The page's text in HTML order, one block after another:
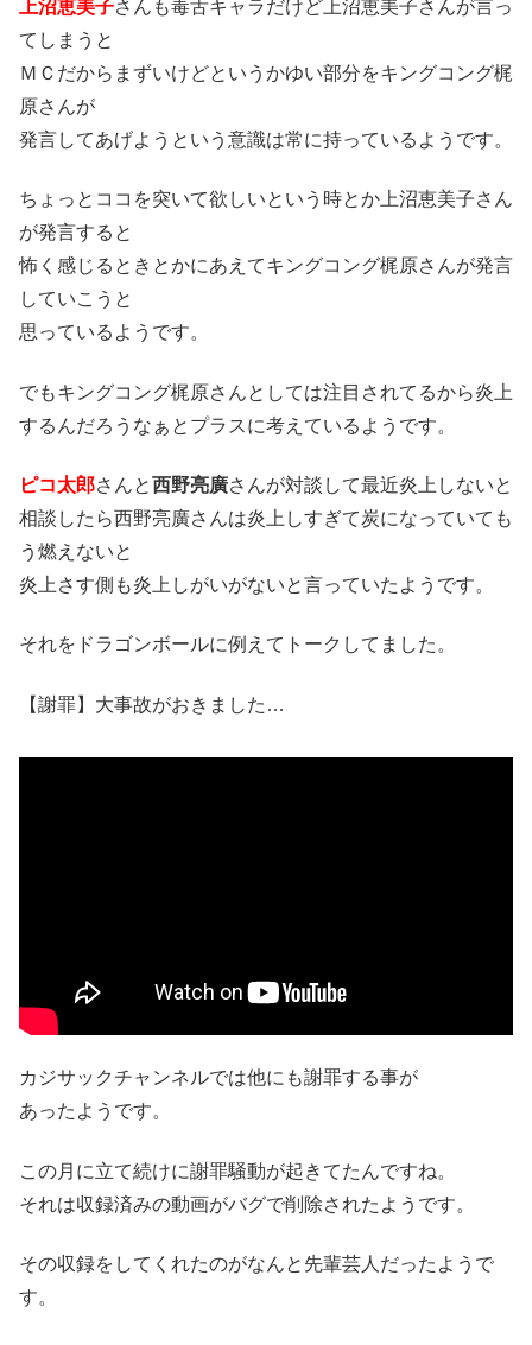
上沼恵美子さんも毒舌キャラだけど上沼恵美子さんが言っ
てしまうと
ＭＣだからまずいけどというかゆい部分をキングコング梶
原さんが
発言してあげようという意識は常に持っているようです。
ちょっとココを突いて欲しいという時とか上沼恵美子さん
が発言すると
怖く感じるときとかにあえてキングコング梶原さんが発言
していこうと
思っているようです。
でもキングコング梶原さんとしては注目されてるから炎上
するんだろうなぁとプラスに考えているようです。
ピコ太郎さんと西野亮廣さんが対談して最近炎上しないと
相談したら西野亮廣さんは炎上しすぎて炭になっていても
う燃えないと
炎上さす側も炎上しがいがないと言っていたようです。
それをドラゴンボールに例えてトークしてました。
【謝罪】大事故がおきました…
カジサックチャンネルでは他にも謝罪する事が
あったようです。
この月に立て続けに謝罪騒動が起きてたんですね。
それは収録済みの動画がバグで削除されたようです。
その収録をしてくれたのがなんと先輩芸人だったようで
す。